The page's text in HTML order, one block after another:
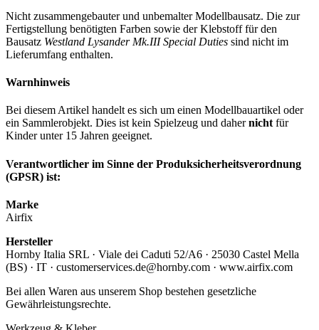
Nicht zusammengebauter und unbemalter Modellbausatz. Die zur
Fertigstellung benötigten Farben sowie der Klebstoff für den
Bausatz Westland Lysander Mk.III Special Duties sind nicht im
Lieferumfang enthalten.
Warnhinweis
Bei diesem Artikel handelt es sich um einen Modellbauartikel oder
ein Sammlerobjekt. Dies ist kein Spielzeug und dahernicht für
Kinder unter 15 Jahren geeignet.
Verantwortlicher im Sinne der Produksicherheitsverordnung
(GPSR) ist:
Marke
Airfix
Hersteller
Hornby Italia SRL · Viale dei Caduti 52/A6 · 25030 Castel Mella
(BS) · IT · customerservices.de@hornby.com · www.airfix.com
Bei allen Waren aus unserem Shop bestehen gesetzliche
Gewährleistungsrechte.